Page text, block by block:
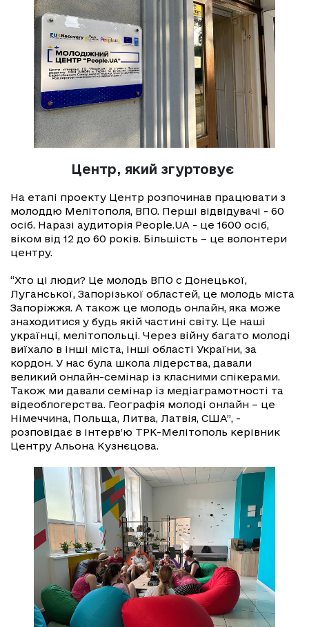
Центр, який згуртовує
На етапі проекту Центр розпочинав працювати з
молоддю Мелітополя, ВПО. Перші відвідувачі - 60
осіб. Наразі аудиторія People.UA - це 1600 осіб,
віком від 12 до 60 років. Більшість – це волонтери
центру.
“Хто ці люди? Це молодь ВПО с Донецької,
Луганської, Запорізької областей, це молодь міста
Запоріжжя. А також це молодь онлайн, яка може
знаходитися у будь якій частині світу. Це наші
українці, мелітопольці. Через війну багато молоді
виїхало в інші міста, інші області України, за
кордон. У нас була школа лідерства, давали
великий онлайн-семінар із класними спікерами.
Також ми давали семінар із медіаграмотності та
відеоблогерства. Географія молоді онлайн – це
Німеччина, Польща, Литва, Латвія, США”, -
розповідає в інтерв’ю ТРК-Мелітополь керівник
Центру Альона Кузнєцова.